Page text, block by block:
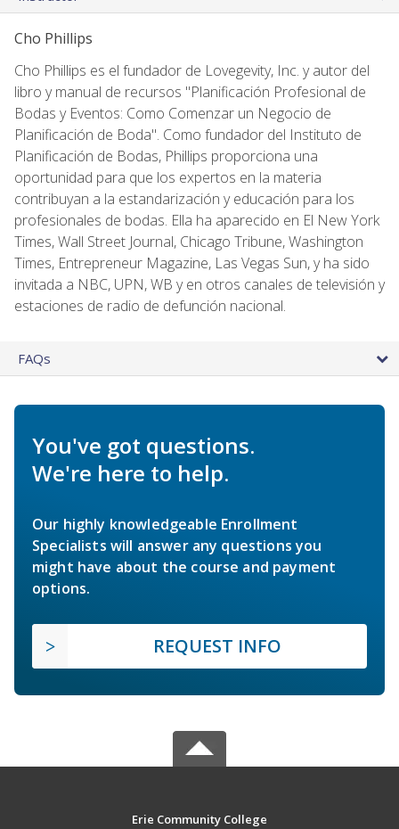
Cho Phillips
Cho Phillips es el fundador de Lovegevity, Inc. y autor del
libro y manual de recursos "Planificación Profesional de
Bodas y Eventos: Como Comenzar un Negocio de
Planificación de Boda". Como fundador del Instituto de
Planificación de Bodas, Phillips proporciona una
oportunidad para que los expertos en la materia
contribuyan a la estandarización y educación para los
profesionales de bodas. Ella ha aparecido en El New York
Times, Wall Street Journal, Chicago Tribune, Washington
Times, Entrepreneur Magazine, Las Vegas Sun, y ha sido
invitada a NBC, UPN, WB y en otros canales de televisión y
estaciones de radio de defunción nacional.
FAQs
You've got questions.
We're here to help.
Our highly knowledgeable Enrollment
Specialists will answer any questions you
might have about the course and payment
options.
REQUEST INFO
Erie Community College